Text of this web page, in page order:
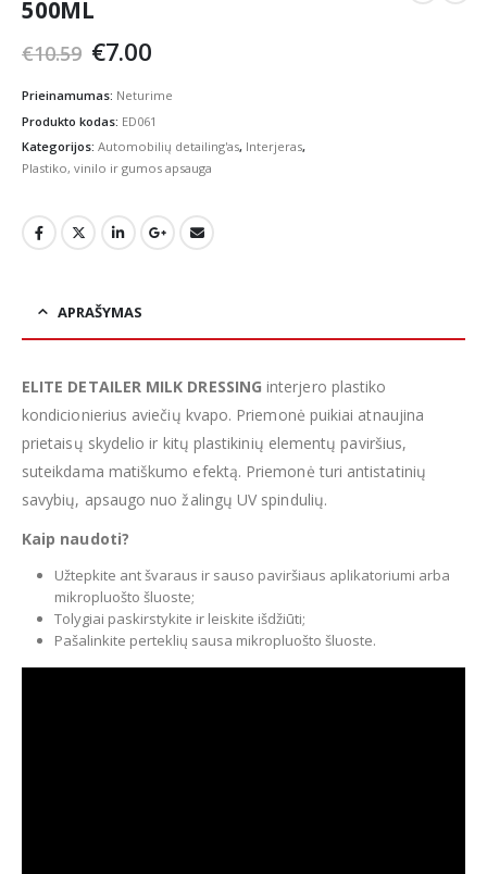
500ML
€10.59 Original
was:
€10.59.
€7.00Current
is:
€7.00.
Prieinamumas: Neturime
Produkto kodas: ED061
Kategorijos: Automobilių detailing'as, Interjeras,
Plastiko, vinilo ir gumos apsauga
APRAŠYMAS
ELITE DETAILER MILK DRESSING interjero plastiko
kondicionierius aviečių kvapo. Priemonė puikiai atnaujina
prietaisų skydelio ir kitų plastikinių elementų paviršius,
suteikdama matiškumo efektą. Priemonė turi antistatinių
savybių, apsaugo nuo žalingų UV spindulių.
Kaip naudoti?
Užtepkite ant švaraus ir sauso paviršiaus aplikatoriumi arba
mikropluošto šluoste;
Tolygiai paskirstykite ir leiskite išdžiūti;
Pašalinkite perteklių sausa mikropluošto šluoste.